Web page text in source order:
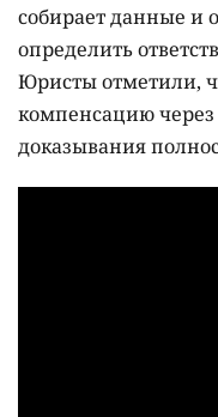
собирает данные и
определить
Юристы отметили,
компенсацию через
доказывания